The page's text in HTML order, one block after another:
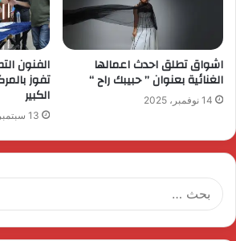
اشواق تطلق احدث اعمالها
الغنائية بعنوان ” حبيبك راح “
14 نوفمبر، 2025
الفنون
الكبير
13 سبتمبر، 2024